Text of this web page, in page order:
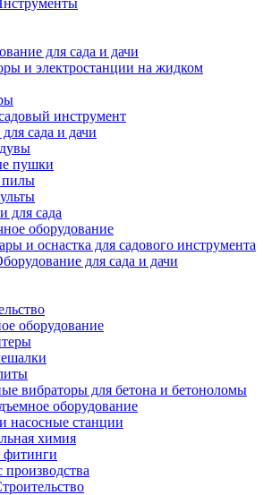
для сада и дачи
и электростанции на жидком
инструмент
сада и дачи
пушки
для сада
оборудование
и оснастка для садового инструмента
для сада и дачи
оборудование
вибраторы для бетона и бетоноломы
оборудование
насосные станции
химия
производства